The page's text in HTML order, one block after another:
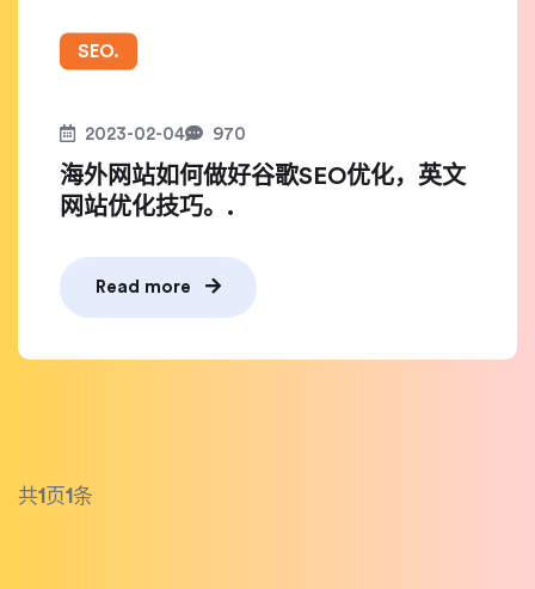
SEO.
2023-02-04 970
海外网站如何做好谷歌SEO优化，英文
网站优化技巧。.
Read more
共1 页1条